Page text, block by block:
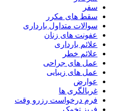
سفر
سقط های مکرر
سوالات متداول بارداری
عفونت های زنان
علائم بارداری
علائم خطر
عمل های جراحی
عمل های زیبایی
عوارض
غربالگری ها
فرم درخواست رزرو وقت